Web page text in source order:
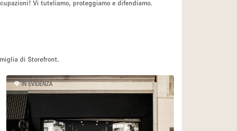
Vi tuteliamo, proteggiamo e difendiamo.
di Storefront.
IN EVIDENZA